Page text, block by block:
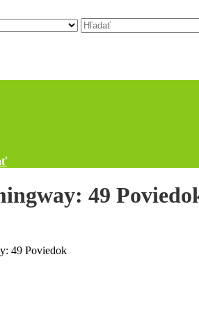
49
49 Poviedok